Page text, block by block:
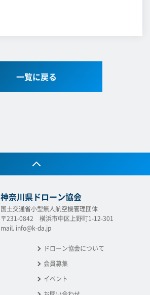
一覧に戻る
神奈川県ドローン協会
国土交通省小型無人航空機管理団体
〒231-0842 横浜市中区上野町1-12-301
mail. info@k-da.jp
ドローン協会について
会員募集
イベント